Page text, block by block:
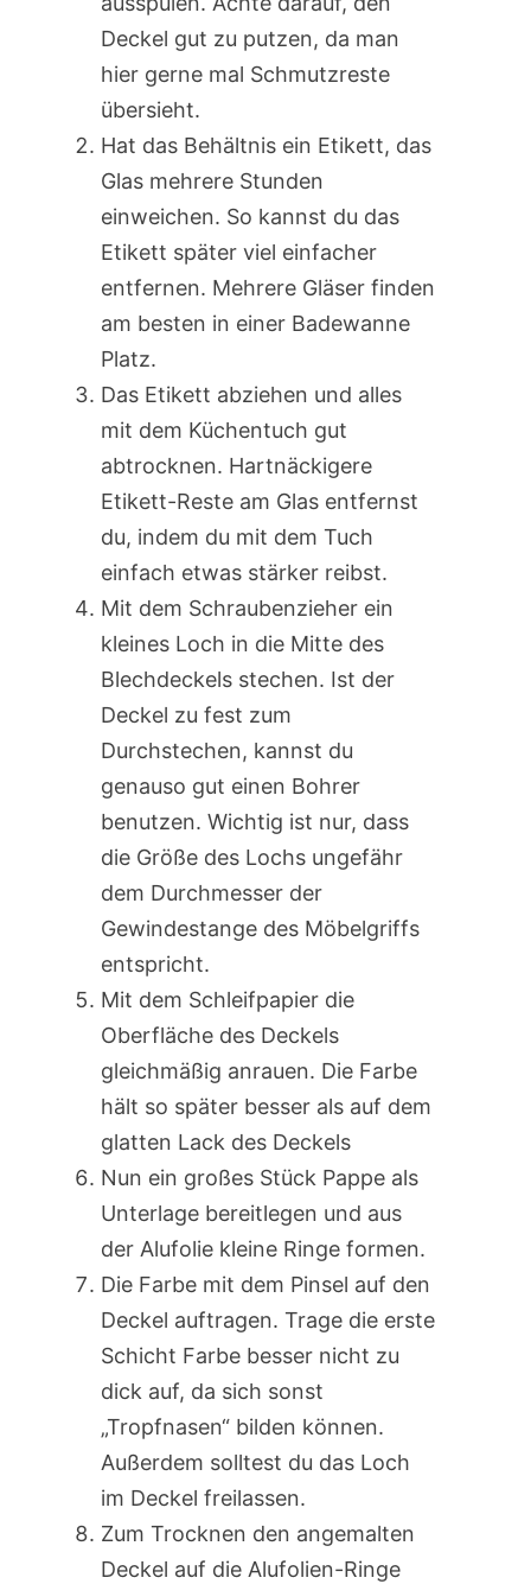
Deckel gut zu putzen, da man
hier gerne mal Schmutzreste
übersieht.
Hat das Behältnis ein Etikett, das
Glas mehrere Stunden
einweichen. So kannst du das
Etikett später viel einfacher
entfernen. Mehrere Gläser finden
am besten in einer Badewanne
Platz.
Das Etikett abziehen und alles
mit dem Küchentuch gut
abtrocknen. Hartnäckigere
Etikett-Reste am Glas entfernst
du, indem du mit dem Tuch
einfach etwas stärker reibst.
Mit dem Schraubenzieher ein
kleines Loch in die Mitte des
Blechdeckels stechen. Ist der
Deckel zu fest zum
Durchstechen, kannst du
genauso gut einen Bohrer
benutzen. Wichtig ist nur, dass
die Größe des Lochs ungefähr
dem Durchmesser der
Gewindestange des Möbelgriffs
entspricht.
Mit dem Schleifpapier die
Oberfläche des Deckels
gleichmäßig anrauen. Die Farbe
hält so später besser als auf dem
glatten Lack des Deckels
Nun ein großes Stück Pappe als
Unterlage bereitlegen und aus
der Alufolie kleine Ringe formen.
Die Farbe mit dem Pinsel auf den
Deckel auftragen. Trage die erste
Schicht Farbe besser nicht zu
dick auf, da sich sonst
„Tropfnasen“ bilden können.
Außerdem solltest du das Loch
im Deckel freilassen.
Zum Trocknen den angemalten
Deckel auf die Alufolien-Ringe